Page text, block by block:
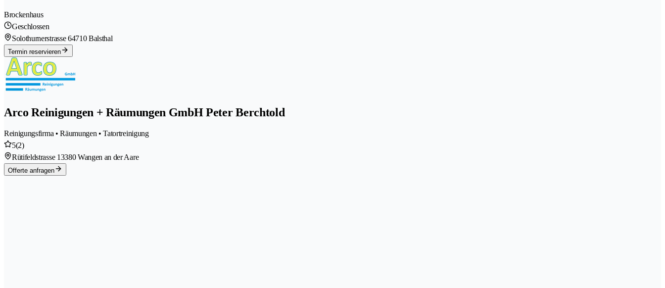
Brockenhaus
Geschlossen
Solothurnerstrasse 64710 Balsthal
Termin reservieren
Arco Reinigungen + Räumungen GmbH Peter Berchtold
Reinigungsfirma • Räumungen • Tatortreinigung
5(2)
Rütifeldstrasse 13380 Wangen an der Aare
Offerte anfragen